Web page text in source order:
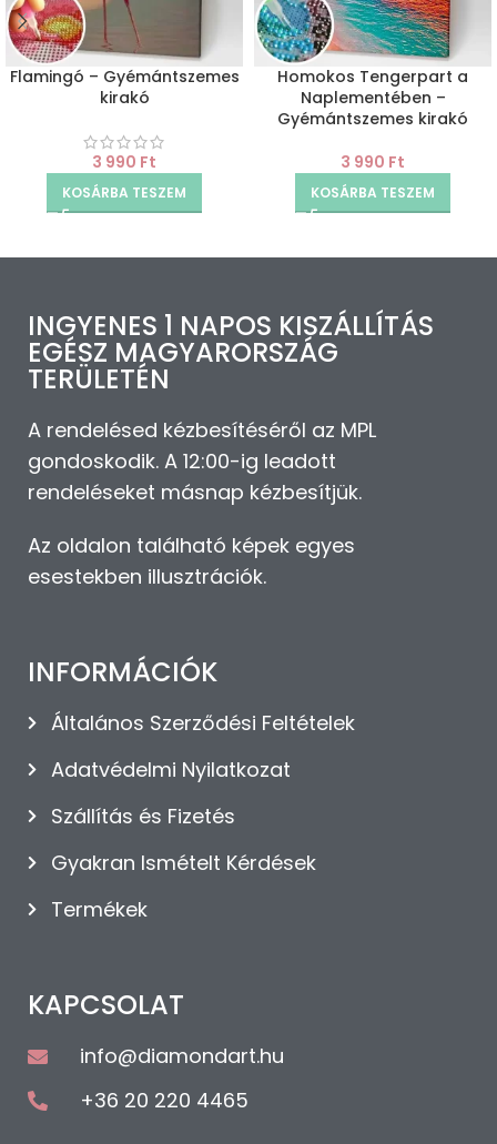
Flamingó – Gyémántszemes
kirakó
3 990 Ft
KOSÁRBA TESZEM
Homokos Tengerpart a
Naplementében –
Gyémántszemes kirakó
3 990 Ft
KOSÁRBA TESZEM
INGYENES 1 NAPOS KISZÁLLÍTÁS
EGÉSZ MAGYARORSZÁG
TERÜLETÉN
A rendelésed kézbesítéséről az MPL
gondoskodik. A 12:00-ig leadott
rendeléseket másnap kézbesítjük.
Az oldalon található képek egyes
esestekben illusztrációk.
INFORMÁCIÓK
Általános Szerződési Feltételek
Adatvédelmi Nyilatkozat
Szállítás és Fizetés
Gyakran Ismételt Kérdések
Termékek
KAPCSOLAT
info@diamondart.hu
+36 20 220 4465